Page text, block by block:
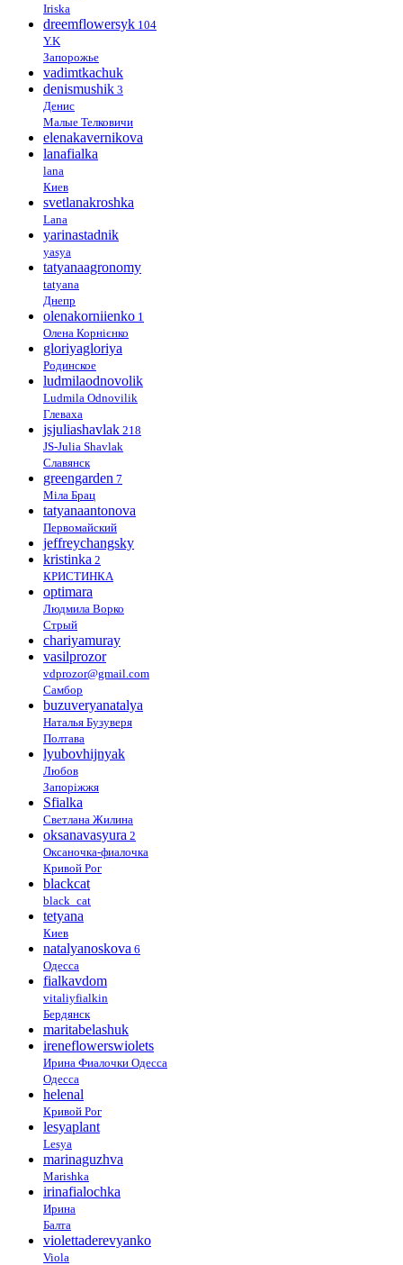
Iriska
dreemflowersyk 104
Y.K
Запорожье
vadimtkachuk
denismushik 3
Денис
Малые Телковичи
elenakavernikova
lanafialka
lana
Киев
svetlanakroshka
Lana
yarinastadnik
yasya
tatyanaagronomy
tatyana
Днепр
olenakorniienko 1
Олена Корнієнко
gloriyagloriya
Родинское
ludmilaodnovolik
Ludmila Odnovilik
Глеваха
jsjuliashavlak 218
JS-Julia Shavlak
Славянск
greengarden 7
Міла Брац
tatyanaantonova
Первомайский
jeffreychangsky
kristinka 2
КРИСТИНКА
optimara
Людмила Ворко
Стрый
chariyamuray
vasilprozor
vdprozor@gmail.com
Самбор
buzuveryanatalya
Наталья Бузуверя
Полтава
lyubovhijnyak
Любов
Запоріжжя
Sfialka
Светлана Жилина
oksanavasyura 2
Оксаночка-фиалочка
Кривой Рог
blackcat
black_cat
tetyana
Киев
natalyanoskova 6
Одесса
fialkavdom
vitaliyfialkin
Бердянск
maritabelashuk
ireneflowerswiolets
Ирина Фиалочки Одесса
Одесса
helenal
Кривой Рог
lesyaplant
Lesya
marinaguzhva
Marishka
irinafialochka
Ирина
Балта
violettaderevyanko
Viola